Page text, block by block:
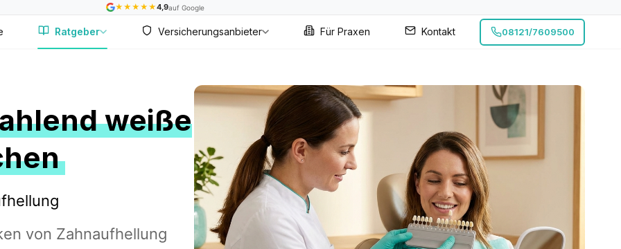
★ ★ ★ ★ ★4,9auf Google
Ratgeber Versicherungsanbieter Für Praxen Kontakt 08121/7609500
weiße
von Zahnaufhellung